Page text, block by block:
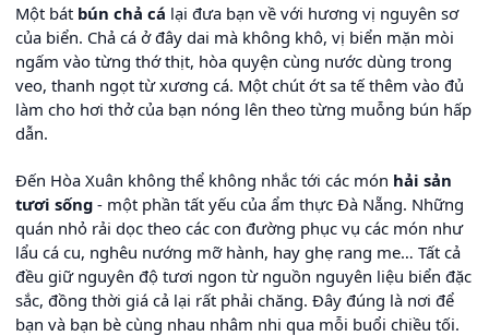
Một bát bún chả cá lại đưa bạn về với hương vị nguyên sơ
của biển. Chả cá ở đây dai mà không khô, vị biển mặn mòi
ngấm vào từng thớ thịt, hòa quyện cùng nước dùng trong
veo, thanh ngọt từ xương cá. Một chút ớt sa tế thêm vào đủ
làm cho hơi thở của bạn nóng lên theo từng muỗng bún hấp
dẫn.
Đến Hòa Xuân không thể không nhắc tới các món hải sản
tươi sống - một phần tất yếu của ẩm thực Đà Nẵng. Những
quán nhỏ rải dọc theo các con đường phục vụ các món như
lẩu cá cu, nghêu nướng mỡ hành, hay ghẹ rang me… Tất cả
đều giữ nguyên độ tươi ngon từ nguồn nguyên liệu biển đặc
sắc, đồng thời giá cả lại rất phải chăng. Đây đúng là nơi để
bạn và bạn bè cùng nhau nhâm nhi qua mỗi buổi chiều tối.